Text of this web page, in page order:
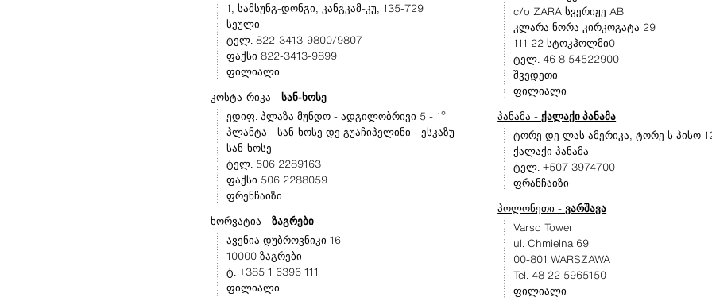
1, სამსუნგ-დონგი, კანგკამ-კუ, 135-729
სეული
ტელ. 822-3413-9800/9807
ფაქსი 822-3413-9899
ფილიალი
კოსტა-რიკა - სან-ხოსე
ედიფ. პლაზა მუნდო - ადგილობრივი 5 - 1º
პლანტა - სან-ხოსე დე გუაჩიპელინი - ესკაზუ
სან-ხოსე
ტელ. 506 2289163
ფაქსი 506 2288059
ფრენჩაიზი
ხორვატია - ზაგრები
ავენია დუბროვნიკი 16
10000 ზაგრები
ტ. +385 1 6396 111
ფილიალი
c/o ZARA სვერიჟე AB
კლარა ნორა კირკოგატა 29
111 22 სტოკჰოლმი0
ტელ. 46 8 54522900
შვედეთი
ფილიალი
პანამა -ქალაქი პანამა
ტორე დე ლას ამერიკა, ტორე ს პისო
ქალაქი პანამა
ტელ. +507 3974700
ფრანჩაიზი
პოლონეთი -ვარშავა
Varso Tower
ul. Chmielna 69
00-801 WARSZAWA
Tel. 48 22 5965150
ფილიალი